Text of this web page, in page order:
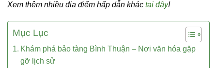
Xem thêm nhiều địa điểm hấp dẫn khác tại đây!
Mục Lục
Khám phá bảo tàng Bình Thuận – Nơi văn hóa gặp
gỡ lịch sử